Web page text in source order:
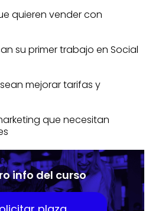
quieren vender con
su primer trabajo en Social
mejorar tarifas y
que necesitan
info del curso